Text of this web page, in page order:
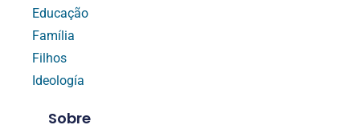
Educação
Família
Filhos
Ideología
Sobre